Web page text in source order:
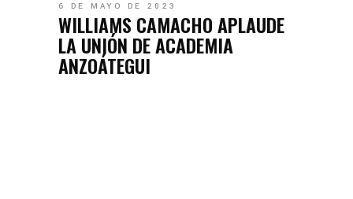
6 DE MAYO DE 2023
WILLIAMS CAMACHO APLAUDE
LA UNIÓN DE ACADEMIA
ANZOÁTEGUI